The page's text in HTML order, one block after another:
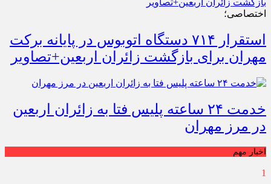
اختصاصی؛
استقرار ۷۱۴ دستگاه اتوبوس در پایانه برکت
مهران برای بازگشت زائران اربعین+تصاویر
خدمت ۲۴ ساعته پلیس فتا به زائران اربعین
در مرز مهران
اخبار مهم
1